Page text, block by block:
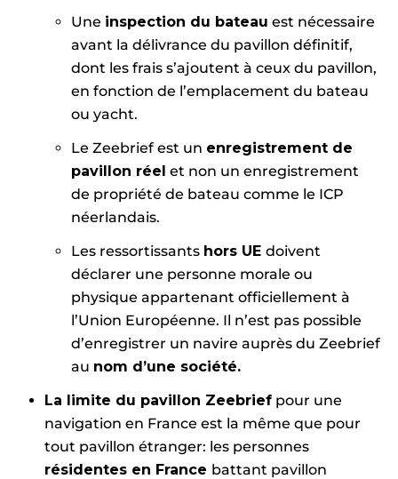
Une inspection du bateau est nécessaire
avant la délivrance du pavillon définitif,
dont les frais s’ajoutent à ceux du pavillon,
en fonction de l’emplacement du bateau
ou yacht.
Le Zeebrief est un enregistrement de
pavillon réel et non un enregistrement
de propriété de bateau comme le ICP
néerlandais.
Les ressortissants hors UE doivent
déclarer une personne morale ou
physique appartenant officiellement à
l’Union Européenne. Il n’est pas possible
d’enregistrer un navire auprès du Zeebrief
au nom d’une société.
La limite du pavillon Zeebrief pour une
navigation en France est la même que pour
tout pavillon étranger: les personnes
résidentes en France battant pavillon